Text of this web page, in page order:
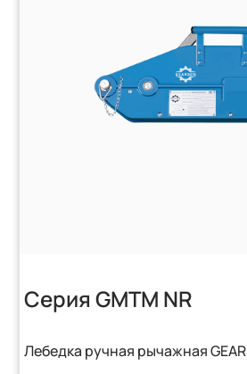
Серия GMTM NR
Лебедка ручная рычажная